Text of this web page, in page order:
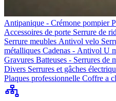
Antipanique - Crémone pompier
Accessoires de porte Serrure de
Serrure meubles Antivol velo
métalliques Cadenas - Antivol U
Gravures Batteuses - Serrures de
Divers Serrures et gâches
Plaques professionnelle Coffre a